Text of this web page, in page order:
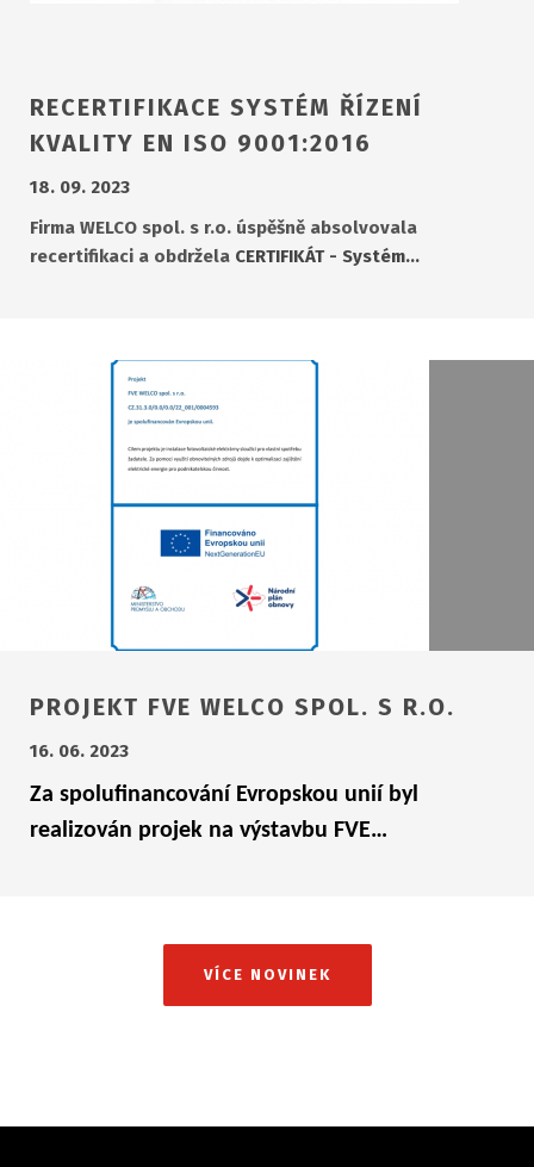
RECERTIFIKACE SYSTÉM ŘÍZENÍ
KVALITY EN ISO 9001:2016
18. 09. 2023
Firma WELCO spol. s r.o. úspěšně absolvovala
recertifikaci a obdržela CERTIFIKÁT - Systém…
PROJEKT FVE WELCO SPOL. S R.O.
16. 06. 2023
Za spolufinancování Evropskou unií byl
realizován projek na výstavbu FVE…
VÍCE NOVINEK